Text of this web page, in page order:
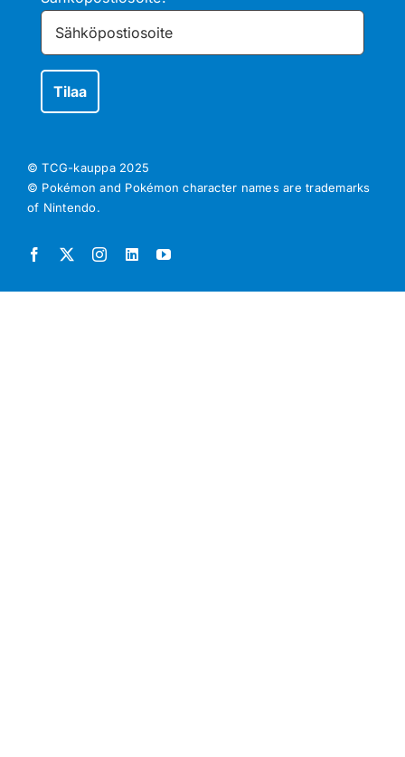
© TCG-kauppa 2025
© Pokémon and Pokémon character names are trademarks
of Nintendo.